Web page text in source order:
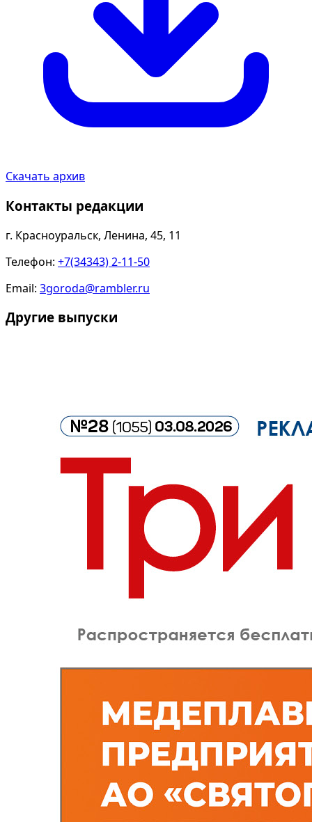
Скачать архив
Контакты редакции
г. Красноуральск, Ленина, 45, 11
Телефон: +7(34343) 2-11-50
Email: 3goroda@rambler.ru
Другие выпуски